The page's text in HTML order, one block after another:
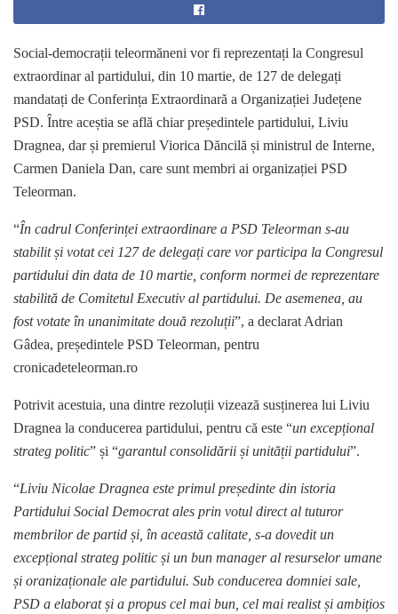
Social-democrații teleormăneni vor fi reprezentați la Congresul
extraordinar al partidului, din 10 martie, de 127 de delegați
mandatați de Conferința Extraordinară a Organizației Județene
PSD. Între aceștia se află chiar președintele partidului, Liviu
Dragnea, dar și premierul Viorica Dăncilă și ministrul de Interne,
Carmen Daniela Dan, care sunt membri ai organizației PSD
Teleorman.
“În cadrul Conferinței extraordinare a PSD Teleorman s-au
stabilit și votat cei 127 de delegați care vor participa la Congresul
partidului din data de 10 martie, conform normei de reprezentare
stabilită de Comitetul Executiv al partidului. De asemenea, au
fost votate în unanimitate două rezoluții”, a declarat Adrian
Gâdea, președintele PSD Teleorman, pentru
cronicadeteleorman.ro
Potrivit acestuia, una dintre rezoluții vizează susținerea lui Liviu
Dragnea la conducerea partidului, pentru că este “un excepțional
strateg politic” și “garantul consolidării și unității partidului”.
“Liviu Nicolae Dragnea este primul președinte din istoria
Partidului Social Democrat ales prin votul direct al tuturor
membrilor de partid și, în această calitate, s-a dovedit un
excepțional strateg politic și un bun manager al resurselor umane
și oranizaționale ale partidului. Sub conducerea domniei sale,
PSD a elaborat și a propus cel mai bun, cel mai realist și ambițios